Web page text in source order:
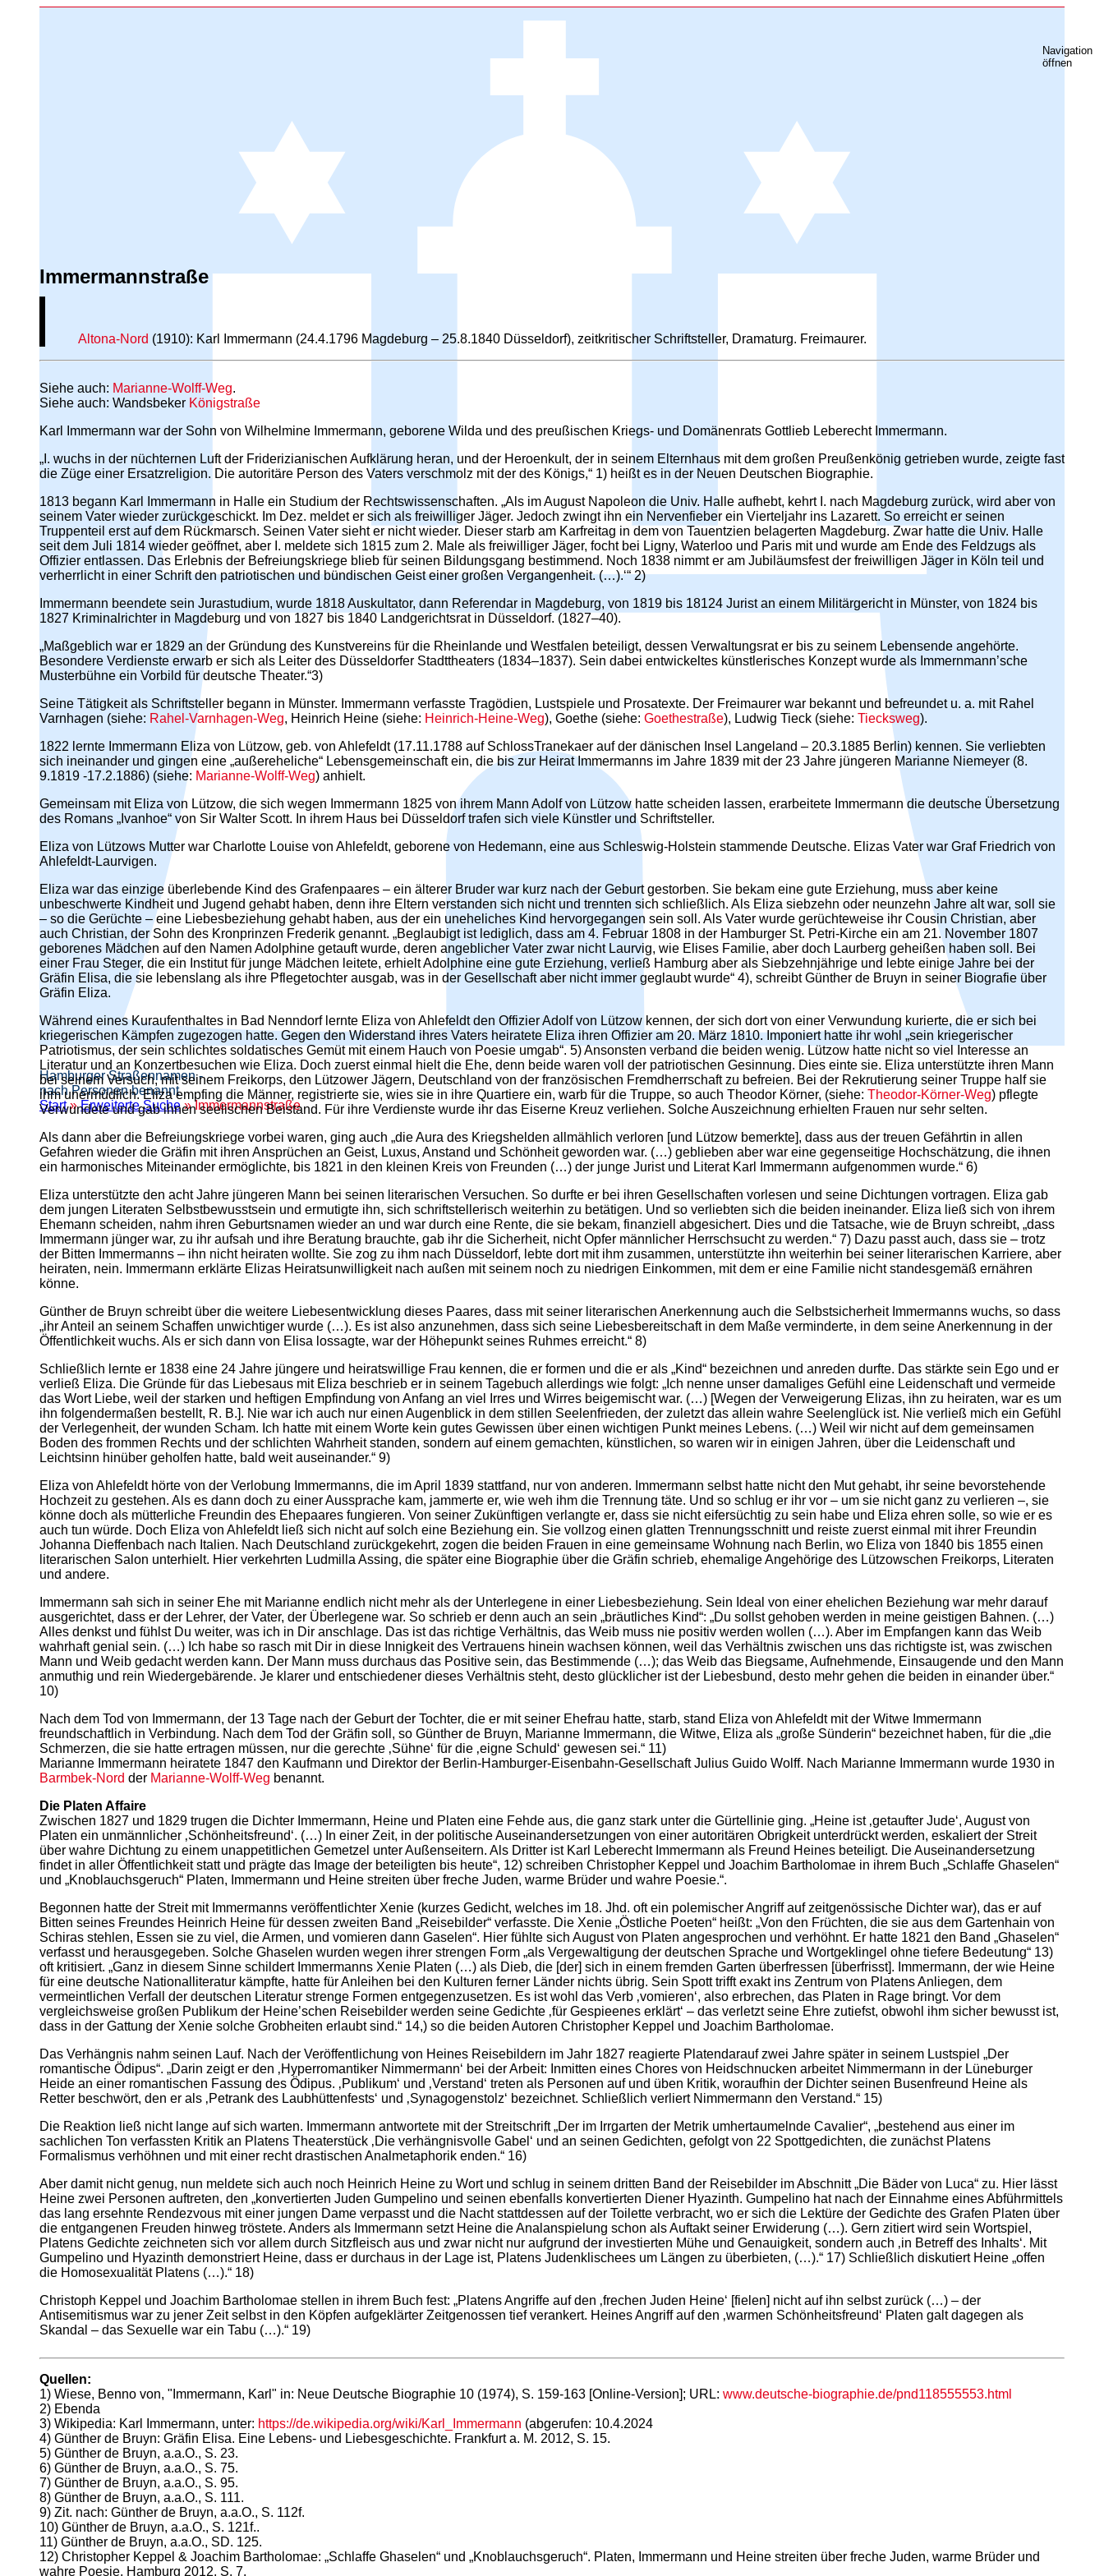
Hamburger Straßennamen -
nach Personen benannt
Start»Erweiterte Suche» Immermannstraße
Navigation
öffnen
Immermannstraße
Altona-Nord (1910): Karl Immermann (24.4.1796 Magdeburg – 25.8.1840 Düsseldorf), zeitkritischer Schriftsteller, Dramaturg. Freimaurer.
Siehe auch: Marianne-Wolff-Weg.
Siehe auch: Wandsbeker Königstraße
Karl Immermann war der Sohn von Wilhelmine Immermann, geborene Wilda und des preußischen Kriegs- und Domänenrats Gottlieb Leberecht Immermann.
„I. wuchs in der nüchternen Luft der Friderizianischen Aufklärung heran, und der Heroenkult, der in seinem Elternhaus mit dem großen Preußenkönig getrieben wurde, zeigte fast
die Züge einer Ersatzreligion. Die autoritäre Person des Vaters verschmolz mit der des Königs,“ 1) heißt es in der Neuen Deutschen Biographie.
1813 begann Karl Immermann in Halle ein Studium der Rechtswissenschaften. „Als im August Napoleon die Univ. Halle aufhebt, kehrt I. nach Magdeburg zurück, wird aber von
seinem Vater wieder zurückgeschickt. Im Dez. meldet er sich als freiwilliger Jäger. Jedoch zwingt ihn ein Nervenfieber ein Vierteljahr ins Lazarett. So erreicht er seinen
Truppenteil erst auf dem Rückmarsch. Seinen Vater sieht er nicht wieder. Dieser starb am Karfreitag in dem von Tauentzien belagerten Magdeburg. Zwar hatte die Univ. Halle
seit dem Juli 1814 wieder geöffnet, aber I. meldete sich 1815 zum 2. Male als freiwilliger Jäger, focht bei Ligny, Waterloo und Paris mit und wurde am Ende des Feldzugs als
Offizier entlassen. Das Erlebnis der Befreiungskriege blieb für seinen Bildungsgang bestimmend. Noch 1838 nimmt er am Jubiläumsfest der freiwilligen Jäger in Köln teil und
verherrlicht in einer Schrift den patriotischen und bündischen Geist einer großen Vergangenheit. (…).‘“ 2)
Immermann beendete sein Jurastudium, wurde 1818 Auskultator, dann Referendar in Magdeburg, von 1819 bis 18124 Jurist an einem Militärgericht in Münster, von 1824 bis
1827 Kriminalrichter in Magdeburg und von 1827 bis 1840 Landgerichtsrat in Düsseldorf. (1827–40).
„Maßgeblich war er 1829 an der Gründung des Kunstvereins für die Rheinlande und Westfalen beteiligt, dessen Verwaltungsrat er bis zu seinem Lebensende angehörte.
Besondere Verdienste erwarb er sich als Leiter des Düsseldorfer Stadttheaters (1834–1837). Sein dabei entwickeltes künstlerisches Konzept wurde als Immernmann’sche
Musterbühne ein Vorbild für deutsche Theater.“3)
Seine Tätigkeit als Schriftsteller begann in Münster. Immermann verfasste Tragödien, Lustspiele und Prosatexte. Der Freimaurer war bekannt und befreundet u. a. mit Rahel
Varnhagen (siehe: Rahel-Varnhagen-Weg, Heinrich Heine (siehe: Heinrich-Heine-Weg), Goethe (siehe: Goethestraße), Ludwig Tieck (siehe: Tiecksweg).
1822 lernte Immermann Eliza von Lützow, geb. von Ahlefeldt (17.11.1788 auf SchlossTranekaer auf der dänischen Insel Langeland – 20.3.1885 Berlin) kennen. Sie verliebten
sich ineinander und gingen eine „außereheliche“ Lebensgemeinschaft ein, die bis zur Heirat Immermanns im Jahre 1839 mit der 23 Jahre jüngeren Marianne Niemeyer (8.
9.1819 -17.2.1886) (siehe: Marianne-Wolff-Weg) anhielt.
Gemeinsam mit Eliza von Lützow, die sich wegen Immermann 1825 von ihrem Mann Adolf von Lützow hatte scheiden lassen, erarbeitete Immermann die deutsche Übersetzung
des Romans „Ivanhoe“ von Sir Walter Scott. In ihrem Haus bei Düsseldorf trafen sich viele Künstler und Schriftsteller.
Eliza von Lützows Mutter war Charlotte Louise von Ahlefeldt, geborene von Hedemann, eine aus Schleswig-Holstein stammende Deutsche. Elizas Vater war Graf Friedrich von
Ahlefeldt-Laurvigen.
Eliza war das einzige überlebende Kind des Grafenpaares – ein älterer Bruder war kurz nach der Geburt gestorben. Sie bekam eine gute Erziehung, muss aber keine
unbeschwerte Kindheit und Jugend gehabt haben, denn ihre Eltern verstanden sich nicht und trennten sich schließlich. Als Eliza siebzehn oder neunzehn Jahre alt war, soll sie
– so die Gerüchte – eine Liebesbeziehung gehabt haben, aus der ein uneheliches Kind hervorgegangen sein soll. Als Vater wurde gerüchteweise ihr Cousin Christian, aber
auch Christian, der Sohn des Kronprinzen Frederik genannt. „Beglaubigt ist lediglich, dass am 4. Februar 1808 in der Hamburger St. Petri-Kirche ein am 21. November 1807
geborenes Mädchen auf den Namen Adolphine getauft wurde, deren angeblicher Vater zwar nicht Laurvig, wie Elises Familie, aber doch Laurberg geheißen haben soll. Bei
einer Frau Steger, die ein Institut für junge Mädchen leitete, erhielt Adolphine eine gute Erziehung, verließ Hamburg aber als Siebzehnjährige und lebte einige Jahre bei der
Gräfin Elisa, die sie lebenslang als ihre Pflegetochter ausgab, was in der Gesellschaft aber nicht immer geglaubt wurde“ 4), schreibt Günther de Bruyn in seiner Biografie über
Gräfin Eliza.
Während eines Kuraufenthaltes in Bad Nenndorf lernte Eliza von Ahlefeldt den Offizier Adolf von Lützow kennen, der sich dort von einer Verwundung kurierte, die er sich bei
kriegerischen Kämpfen zugezogen hatte. Gegen den Widerstand ihres Vaters heiratete Eliza ihren Offizier am 20. März 1810. Imponiert hatte ihr wohl „sein kriegerischer
Patriotismus, der sein schlichtes soldatisches Gemüt mit einem Hauch von Poesie umgab“. 5) Ansonsten verband die beiden wenig. Lützow hatte nicht so viel Interesse an
Literatur und an Konzertbesuchen wie Eliza. Doch zuerst einmal hielt die Ehe, denn beide waren voll der patriotischen Gesinnung. Dies einte sie. Eliza unterstützte ihren Mann
bei seinem Versuch, mit seinem Freikorps, den Lützower Jägern, Deutschland von der französischen Fremdherrschaft zu befreien. Bei der Rekrutierung seiner Truppe half sie
ihm unermüdlich. Eliza empfing die Männer, registrierte sie, wies sie in ihre Quartiere ein, warb für die Truppe, so auch Theodor Körner, (siehe: Theodor-Körner-Weg) pflegte
Verwundete und gab ihnen seelischen Beistand. Für ihre Verdienste wurde ihr das Eiserne Kreuz verliehen. Solche Auszeichnung erhielten Frauen nur sehr selten.
Als dann aber die Befreiungskriege vorbei waren, ging auch „die Aura des Kriegshelden allmählich verloren [und Lützow bemerkte], dass aus der treuen Gefährtin in allen
Gefahren wieder die Gräfin mit ihren Ansprüchen an Geist, Luxus, Anstand und Schönheit geworden war. (…) geblieben aber war eine gegenseitige Hochschätzung, die ihnen
ein harmonisches Miteinander ermöglichte, bis 1821 in den kleinen Kreis von Freunden (…) der junge Jurist und Literat Karl Immermann aufgenommen wurde.“ 6)
Eliza unterstützte den acht Jahre jüngeren Mann bei seinen literarischen Versuchen. So durfte er bei ihren Gesellschaften vorlesen und seine Dichtungen vortragen. Eliza gab
dem jungen Literaten Selbstbewusstsein und ermutigte ihn, sich schriftstellerisch weiterhin zu betätigen. Und so verliebten sich die beiden ineinander. Eliza ließ sich von ihrem
Ehemann scheiden, nahm ihren Geburtsnamen wieder an und war durch eine Rente, die sie bekam, finanziell abgesichert. Dies und die Tatsache, wie de Bruyn schreibt, „dass
Immermann jünger war, zu ihr aufsah und ihre Beratung brauchte, gab ihr die Sicherheit, nicht Opfer männlicher Herrschsucht zu werden.“ 7) Dazu passt auch, dass sie – trotz
der Bitten Immermanns – ihn nicht heiraten wollte. Sie zog zu ihm nach Düsseldorf, lebte dort mit ihm zusammen, unterstützte ihn weiterhin bei seiner literarischen Karriere, aber
heiraten, nein. Immermann erklärte Elizas Heiratsunwilligkeit nach außen mit seinem noch zu niedrigen Einkommen, mit dem er eine Familie nicht standesgemäß ernähren
könne.
Günther de Bruyn schreibt über die weitere Liebesentwicklung dieses Paares, dass mit seiner literarischen Anerkennung auch die Selbstsicherheit Immermanns wuchs, so dass
„ihr Anteil an seinem Schaffen unwichtiger wurde (…). Es ist also anzunehmen, dass sich seine Liebesbereitschaft in dem Maße verminderte, in dem seine Anerkennung in der
Öffentlichkeit wuchs. Als er sich dann von Elisa lossagte, war der Höhepunkt seines Ruhmes erreicht.“ 8)
Schließlich lernte er 1838 eine 24 Jahre jüngere und heiratswillige Frau kennen, die er formen und die er als „Kind“ bezeichnen und anreden durfte. Das stärkte sein Ego und er
verließ Eliza. Die Gründe für das Liebesaus mit Eliza beschrieb er in seinem Tagebuch allerdings wie folgt: „Ich nenne unser damaliges Gefühl eine Leidenschaft und vermeide
das Wort Liebe, weil der starken und heftigen Empfindung von Anfang an viel Irres und Wirres beigemischt war. (…) [Wegen der Verweigerung Elizas, ihn zu heiraten, war es um
ihn folgendermaßen bestellt, R. B.]. Nie war ich auch nur einen Augenblick in dem stillen Seelenfrieden, der zuletzt das allein wahre Seelenglück ist. Nie verließ mich ein Gefühl
der Verlegenheit, der wunden Scham. Ich hatte mit einem Worte kein gutes Gewissen über einen wichtigen Punkt meines Lebens. (…) Weil wir nicht auf dem gemeinsamen
Boden des frommen Rechts und der schlichten Wahrheit standen, sondern auf einem gemachten, künstlichen, so waren wir in einigen Jahren, über die Leidenschaft und
Leichtsinn hinüber geholfen hatte, bald weit auseinander.“ 9)
Eliza von Ahlefeldt hörte von der Verlobung Immermanns, die im April 1839 stattfand, nur von anderen. Immermann selbst hatte nicht den Mut gehabt, ihr seine bevorstehende
Hochzeit zu gestehen. Als es dann doch zu einer Aussprache kam, jammerte er, wie weh ihm die Trennung täte. Und so schlug er ihr vor – um sie nicht ganz zu verlieren –, sie
könne doch als mütterliche Freundin des Ehepaares fungieren. Von seiner Zukünftigen verlangte er, dass sie nicht eifersüchtig zu sein habe und Eliza ehren solle, so wie er es
auch tun würde. Doch Eliza von Ahlefeldt ließ sich nicht auf solch eine Beziehung ein. Sie vollzog einen glatten Trennungsschnitt und reiste zuerst einmal mit ihrer Freundin
Johanna Dieffenbach nach Italien. Nach Deutschland zurückgekehrt, zogen die beiden Frauen in eine gemeinsame Wohnung nach Berlin, wo Eliza von 1840 bis 1855 einen
literarischen Salon unterhielt. Hier verkehrten Ludmilla Assing, die später eine Biographie über die Gräfin schrieb, ehemalige Angehörige des Lützowschen Freikorps, Literaten
und andere.
Immermann sah sich in seiner Ehe mit Marianne endlich nicht mehr als der Unterlegene in einer Liebesbeziehung. Sein Ideal von einer ehelichen Beziehung war mehr darauf
ausgerichtet, dass er der Lehrer, der Vater, der Überlegene war. So schrieb er denn auch an sein „bräutliches Kind“: „Du sollst gehoben werden in meine geistigen Bahnen. (…)
Alles denkst und fühlst Du weiter, was ich in Dir anschlage. Das ist das richtige Verhältnis, das Weib muss nie positiv werden wollen (…). Aber im Empfangen kann das Weib
wahrhaft genial sein. (…) Ich habe so rasch mit Dir in diese Innigkeit des Vertrauens hinein wachsen können, weil das Verhältnis zwischen uns das richtigste ist, was zwischen
Mann und Weib gedacht werden kann. Der Mann muss durchaus das Positive sein, das Bestimmende (…); das Weib das Biegsame, Aufnehmende, Einsaugende und den Mann
anmuthig und rein Wiedergebärende. Je klarer und entschiedener dieses Verhältnis steht, desto glücklicher ist der Liebesbund, desto mehr gehen die beiden in einander über.“
10)
Nach dem Tod von Immermann, der 13 Tage nach der Geburt der Tochter, die er mit seiner Ehefrau hatte, starb, stand Eliza von Ahlefeldt mit der Witwe Immermann
freundschaftlich in Verbindung. Nach dem Tod der Gräfin soll, so Günther de Bruyn, Marianne Immermann, die Witwe, Eliza als „große Sünderin“ bezeichnet haben, für die „die
Schmerzen, die sie hatte ertragen müssen, nur die gerechte ‚Sühne‘ für die ‚eigne Schuld‘ gewesen sei.“ 11)
Marianne Immermann heiratete 1847 den Kaufmann und Direktor der Berlin-Hamburger-Eisenbahn-Gesellschaft Julius Guido Wolff. Nach Marianne Immermann wurde 1930 in
Barmbek-Nord der Marianne-Wolff-Weg benannt.
Die Platen Affaire
Zwischen 1827 und 1829 trugen die Dichter Immermann, Heine und Platen eine Fehde aus, die ganz stark unter die Gürtellinie ging. „Heine ist ‚getaufter Jude‘, August von
Platen ein unmännlicher ‚Schönheitsfreund‘. (…) In einer Zeit, in der politische Auseinandersetzungen von einer autoritären Obrigkeit unterdrückt werden, eskaliert der Streit
über wahre Dichtung zu einem unappetitlichen Gemetzel unter Außenseitern. Als Dritter ist Karl Leberecht Immermann als Freund Heines beteiligt. Die Auseinandersetzung
findet in aller Öffentlichkeit statt und prägte das Image der beteiligten bis heute“, 12) schreiben Christopher Keppel und Joachim Bartholomae in ihrem Buch „Schlaffe Ghaselen“
und „Knoblauchsgeruch“ Platen, Immermann und Heine streiten über freche Juden, warme Brüder und wahre Poesie.“.
Begonnen hatte der Streit mit Immermanns veröffentlichter Xenie (kurzes Gedicht, welches im 18. Jhd. oft ein polemischer Angriff auf zeitgenössische Dichter war), das er auf
Bitten seines Freundes Heinrich Heine für dessen zweiten Band „Reisebilder“ verfasste. Die Xenie „Östliche Poeten“ heißt: „Von den Früchten, die sie aus dem Gartenhain von
Schiras stehlen, Essen sie zu viel, die Armen, und vomieren dann Gaselen“. Hier fühlte sich August von Platen angesprochen und verhöhnt. Er hatte 1821 den Band „Ghaselen“
verfasst und herausgegeben. Solche Ghaselen wurden wegen ihrer strengen Form „als Vergewaltigung der deutschen Sprache und Wortgeklingel ohne tiefere Bedeutung“ 13)
oft kritisiert. „Ganz in diesem Sinne schildert Immermanns Xenie Platen (…) als Dieb, die [der] sich in einem fremden Garten überfressen [überfrisst]. Immermann, der wie Heine
für eine deutsche Nationalliteratur kämpfte, hatte für Anleihen bei den Kulturen ferner Länder nichts übrig. Sein Spott trifft exakt ins Zentrum von Platens Anliegen, dem
vermeintlichen Verfall der deutschen Literatur strenge Formen entgegenzusetzen. Es ist wohl das Verb ‚vomieren‘, also erbrechen, das Platen in Rage bringt. Vor dem
vergleichsweise großen Publikum der Heine’schen Reisebilder werden seine Gedichte ‚für Gespieenes erklärt‘ – das verletzt seine Ehre zutiefst, obwohl ihm sicher bewusst ist,
dass in der Gattung der Xenie solche Grobheiten erlaubt sind.“ 14,) so die beiden Autoren Christopher Keppel und Joachim Bartholomae.
Das Verhängnis nahm seinen Lauf. Nach der Veröffentlichung von Heines Reisebildern im Jahr 1827 reagierte Platendarauf zwei Jahre später in seinem Lustspiel „Der
romantische Ödipus“. „Darin zeigt er den ‚Hyperromantiker Nimmermann‘ bei der Arbeit: Inmitten eines Chores von Heidschnucken arbeitet Nimmermann in der Lüneburger
Heide an einer romantischen Fassung des Ödipus. ‚Publikum‘ und ‚Verstand‘ treten als Personen auf und üben Kritik, woraufhin der Dichter seinen Busenfreund Heine als
Retter beschwört, den er als ‚Petrank des Laubhüttenfests‘ und ‚Synagogenstolz‘ bezeichnet. Schließlich verliert Nimmermann den Verstand.“ 15)
Die Reaktion ließ nicht lange auf sich warten. Immermann antwortete mit der Streitschrift „Der im Irrgarten der Metrik umhertaumelnde Cavalier“, „bestehend aus einer im
sachlichen Ton verfassten Kritik an Platens Theaterstück ‚Die verhängnisvolle Gabel‘ und an seinen Gedichten, gefolgt von 22 Spottgedichten, die zunächst Platens
Formalismus verhöhnen und mit einer recht drastischen Analmetaphorik enden.“ 16)
Aber damit nicht genug, nun meldete sich auch noch Heinrich Heine zu Wort und schlug in seinem dritten Band der Reisebilder im Abschnitt „Die Bäder von Luca“ zu. Hier lässt
Heine zwei Personen auftreten, den „konvertierten Juden Gumpelino und seinen ebenfalls konvertierten Diener Hyazinth. Gumpelino hat nach der Einnahme eines Abführmittels
das lang ersehnte Rendezvous mit einer jungen Dame verpasst und die Nacht stattdessen auf der Toilette verbracht, wo er sich die Lektüre der Gedichte des Grafen Platen über
die entgangenen Freuden hinweg tröstete. Anders als Immermann setzt Heine die Analanspielung schon als Auftakt seiner Erwiderung (…). Gern zitiert wird sein Wortspiel,
Platens Gedichte zeichneten sich vor allem durch Sitzfleisch aus und zwar nicht nur aufgrund der investierten Mühe und Genauigkeit, sondern auch ‚in Betreff des Inhalts‘. Mit
Gumpelino und Hyazinth demonstriert Heine, dass er durchaus in der Lage ist, Platens Judenklischees um Längen zu überbieten, (…).“ 17) Schließlich diskutiert Heine „offen
die Homosexualität Platens (…).“ 18)
Christoph Keppel und Joachim Bartholomae stellen in ihrem Buch fest: „Platens Angriffe auf den ‚frechen Juden Heine‘ [fielen] nicht auf ihn selbst zurück (…) – der
Antisemitismus war zu jener Zeit selbst in den Köpfen aufgeklärter Zeitgenossen tief verankert. Heines Angriff auf den ‚warmen Schönheitsfreund‘ Platen galt dagegen als
Skandal – das Sexuelle war ein Tabu (…).“ 19)
Quellen:
1) Wiese, Benno von, "Immermann, Karl" in: Neue Deutsche Biographie 10 (1974), S. 159-163 [Online-Version]; URL: www.deutsche-biographie.de/pnd118555553.html
2) Ebenda
3) Wikipedia: Karl Immermann, unter: https://de.wikipedia.org/wiki/Karl_Immermann (abgerufen: 10.4.2024
4) Günther de Bruyn: Gräfin Elisa. Eine Lebens- und Liebesgeschichte. Frankfurt a. M. 2012, S. 15.
5) Günther de Bruyn, a.a.O., S. 23.
6) Günther de Bruyn, a.a.O., S. 75.
7) Günther de Bruyn, a.a.O., S. 95.
8) Günther de Bruyn, a.a.O., S. 111.
9) Zit. nach: Günther de Bruyn, a.a.O., S. 112f.
10) Günther de Bruyn, a.a.O., S. 121f..
11) Günther de Bruyn, a.a.O., SD. 125.
12) Christopher Keppel & Joachim Bartholomae: „Schlaffe Ghaselen“ und „Knoblauchsgeruch“. Platen, Immermann und Heine streiten über freche Juden, warme Brüder und
wahre Poesie, Hamburg 2012, S. 7.